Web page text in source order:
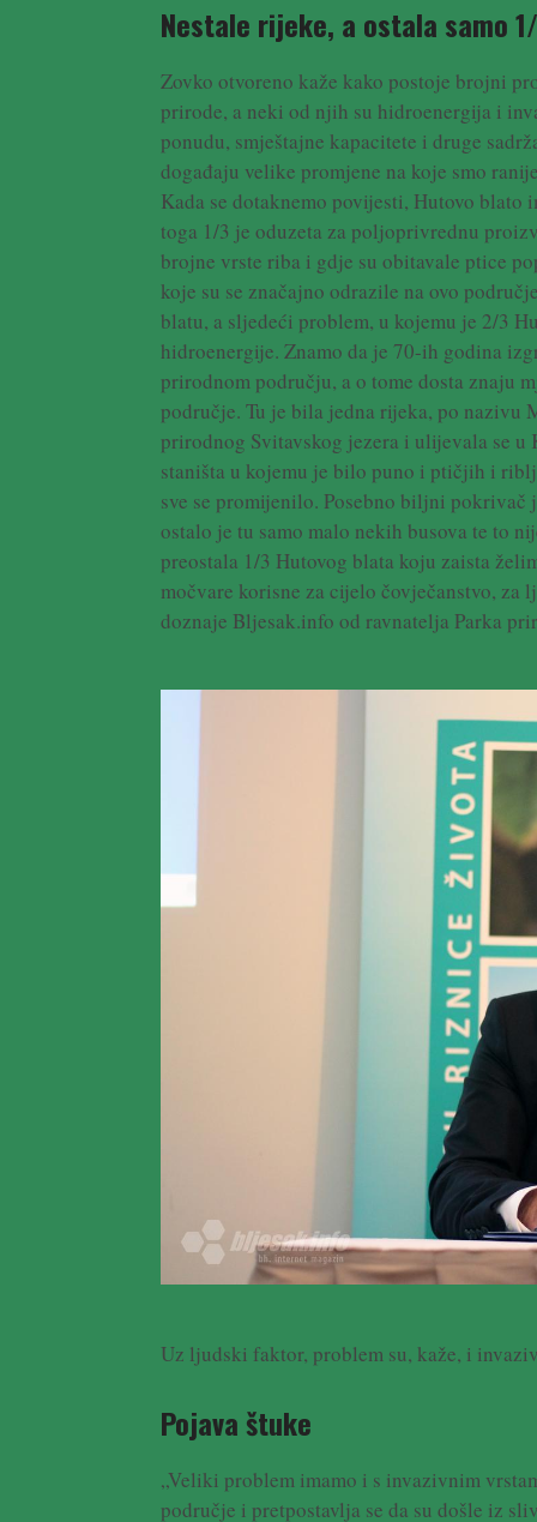
Nestale rijeke, a ostala samo
Zovko otvoreno kaže kako postoje brojni
prirode, a neki od njih su hidroenergija i
ponudu, smještajne kapacitete i druge
događaju velike promjene na koje smo
Kada se dotaknemo povijesti, Hutovo
toga 1/3 je oduzeta za poljoprivrednu
brojne vrste riba i gdje su obitavale ptice
koje su se značajno odrazile na ovo
blatu, a sljedeći problem, u kojemu je 2/3
hidroenergije. Znamo da je 70-ih godina
prirodnom području, a o tome dosta znaju
područje. Tu je bila jedna rijeka, po nazivu
prirodnog Svitavskog jezera i ulijevala se
staništa u kojemu je bilo puno i ptičjih i
sve se promijenilo. Posebno biljni pokrivač
ostalo je tu samo malo nekih busova te to
preostala 1/3 Hutovog blata koju zaista
močvare korisne za cijelo čovječanstvo, za
doznaje Bljesak.info od ravnatelja Parka
Uz ljudski faktor, problem su, kaže, i
Pojava štuke
„Veliki problem imamo i s invazivnim
područje i pretpostavlja se da su došle iz